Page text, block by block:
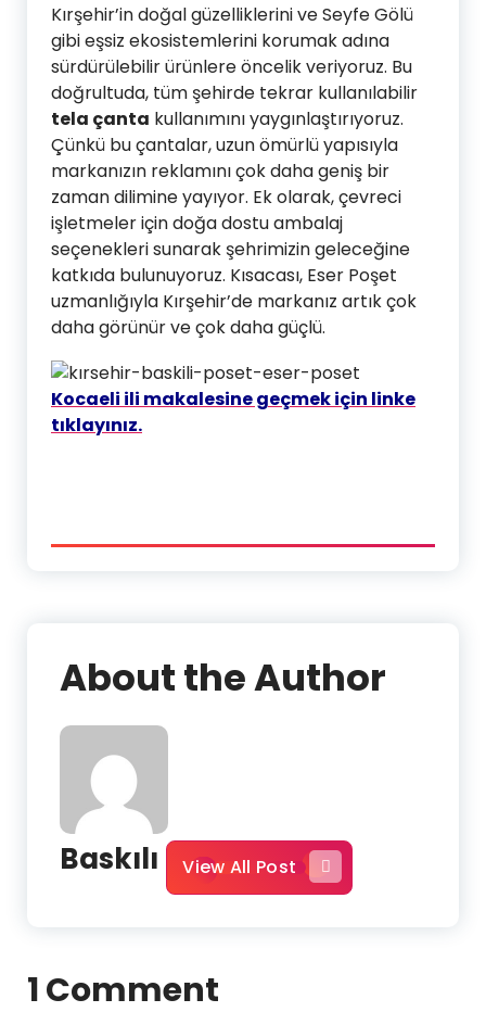
Kırşehir’in doğal güzelliklerini ve Seyfe Gölü
gibi eşsiz ekosistemlerini korumak adına
sürdürülebilir ürünlere öncelik veriyoruz. Bu
doğrultuda, tüm şehirde tekrar kullanılabilir
tela çanta kullanımını yaygınlaştırıyoruz.
Çünkü bu çantalar, uzun ömürlü yapısıyla
markanızın reklamını çok daha geniş bir
zaman dilimine yayıyor. Ek olarak, çevreci
işletmeler için doğa dostu ambalaj
seçenekleri sunarak şehrimizin geleceğine
katkıda bulunuyoruz. Kısacası, Eser Poşet
uzmanlığıyla Kırşehir’de markanız artık çok
daha görünür ve çok daha güçlü.
Kocaeli ili makalesine geçmek için linke
tıklayınız.
About the Author
Baskılı View All Post
1 Comment